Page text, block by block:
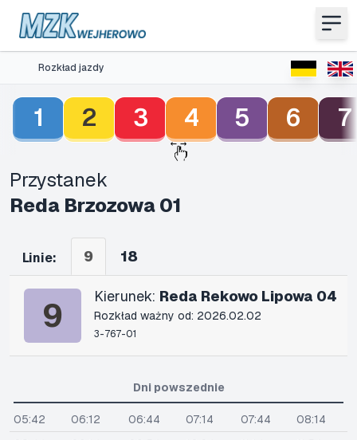
Rozkład jazdy
1 2 3 4 5 6 7
Przystanek
Reda Brzozowa 01
Linie: 9 18
9 Kierunek: Reda Rekowo Lipowa 04
Rozkład ważny od: 2026.02.02
3-767-01
Dni powszednie
05:42 06:12 06:44 07:14 07:44
08:14